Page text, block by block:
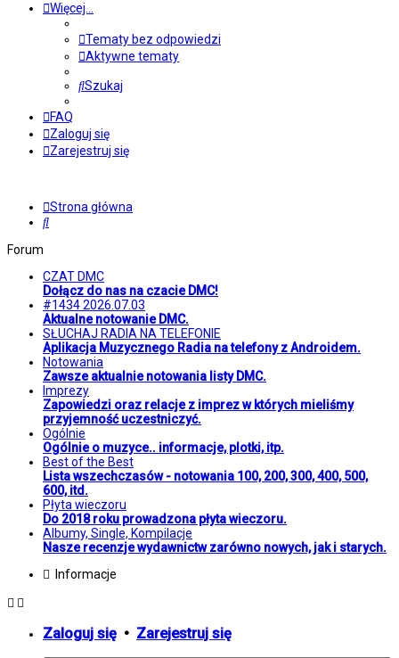
Więcej…
Tematy bez odpowiedzi
Aktywne tematy
Szukaj
FAQ
Zaloguj się
Zarejestruj się
Strona główna
Szukaj
Forum
CZAT DMC
Dołącz do nas na czacie DMC!
#1434 2026.07.03
Aktualne notowanie DMC.
SŁUCHAJ RADIA NA TELEFONIE
Aplikacja Muzycznego Radia na telefony z Androidem.
Notowania
Zawsze aktualnie notowania listy DMC.
Imprezy
Zapowiedzi oraz relacje z imprez w których mieliśmy
przyjemność uczestniczyć.
Ogólnie
Ogólnie o muzyce.. informacje, plotki, itp.
Best of the Best
Lista wszechczasów - notowania 100, 200, 300, 400, 500,
600, itd.
Płyta wieczoru
Do 2018 roku prowadzona płyta wieczoru.
Albumy, Single, Kompilacje
Nasze recenzje wydawnictw zarówno nowych, jak i starych.
Informacje
Zaloguj się • Zarejestruj się